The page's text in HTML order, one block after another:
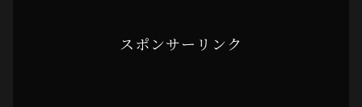
スポンサーリンク